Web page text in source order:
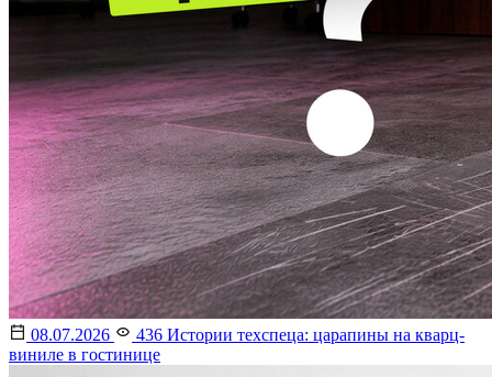
08.07.2026 436 Истории техспеца: царапины на кварц-
виниле в гостинице